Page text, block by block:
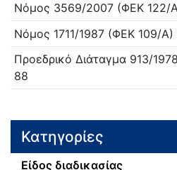
Νόμος 3569/2007 (ΦΕΚ 122/
Νόμος 1711/1987 (ΦΕΚ 109/Α)
Προεδρικό Διάταγμα 913/1978
88
Κατηγορίες
Είδος διαδικασίας